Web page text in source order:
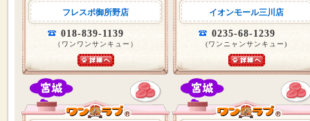
フレスポ御所野店
018-839-1139
（ワンワンサンキュー）
イオンモール三川店
0235-68-1239
(ワンニャンサンキュー)